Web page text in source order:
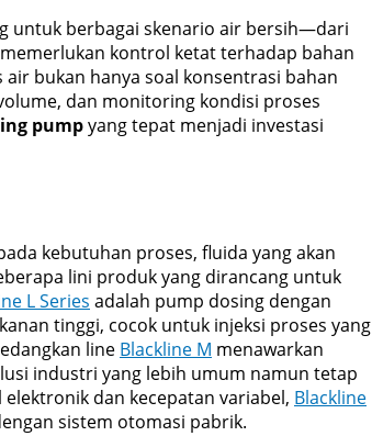
untuk berbagai skenario air bersih—dari
kontrol ketat terhadap bahan
bukan hanya soal konsentrasi bahan
dan monitoring kondisi proses
pumpyang tepat menjadi investasi
kebutuhan proses, fluida yang akan
lini produk yang dirancang untuk
L Series adalah pump dosing dengan
tinggi, cocok untuk injeksi proses yang
line Blackline M menawarkan
industri yang lebih umum namun tetap
dan kecepatan variabel, Blackline
sistem otomasi pabrik.